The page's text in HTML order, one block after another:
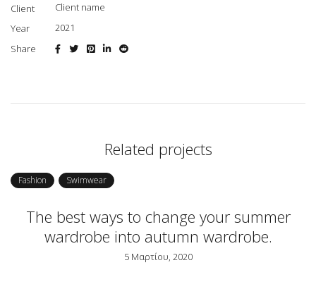
Client
Client name
Year
2021
Share
Related projects
Swimwear
best ways to change your summer
wardrobe into autumn wardrobe.
5 Μαρτίου, 2020